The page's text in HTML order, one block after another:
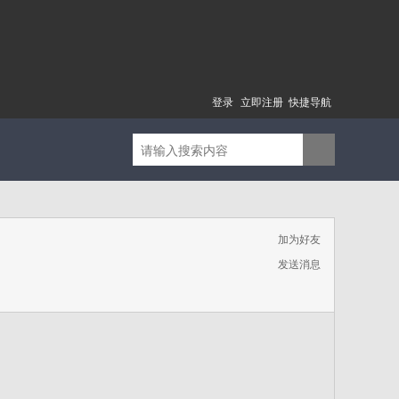
快捷导航
登录 立即注册
加为好友
发送消息